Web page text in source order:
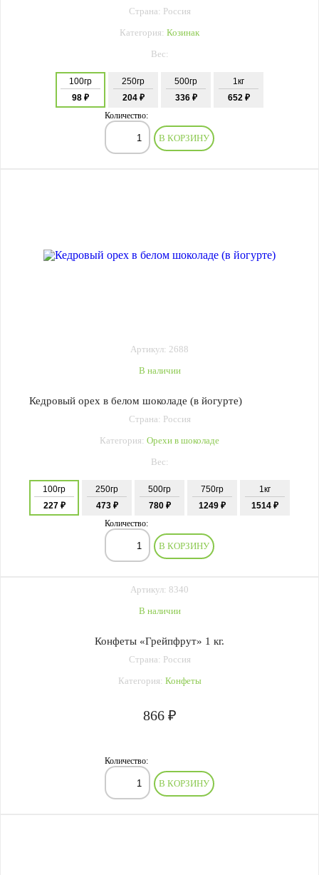
Страна: Россия
Категория: Козинак
Вес:
100гр
98 ₽
250гр
204 ₽
500гр
336 ₽
1кг
652 ₽
Количество:
В КОРЗИНУ
Артикул: 2688
В наличии
Кедровый орех в белом шоколаде (в йогурте)
Страна: Россия
Категория: Орехи в шоколаде
Вес:
100гр
227 ₽
250гр
473 ₽
500гр
780 ₽
750гр
1249 ₽
1кг
1514 ₽
Количество:
В КОРЗИНУ
Артикул: 8340
В наличии
Конфеты «Грейпфрут» 1 кг.
Страна: Россия
Категория: Конфеты
866 ₽
Количество:
В КОРЗИНУ